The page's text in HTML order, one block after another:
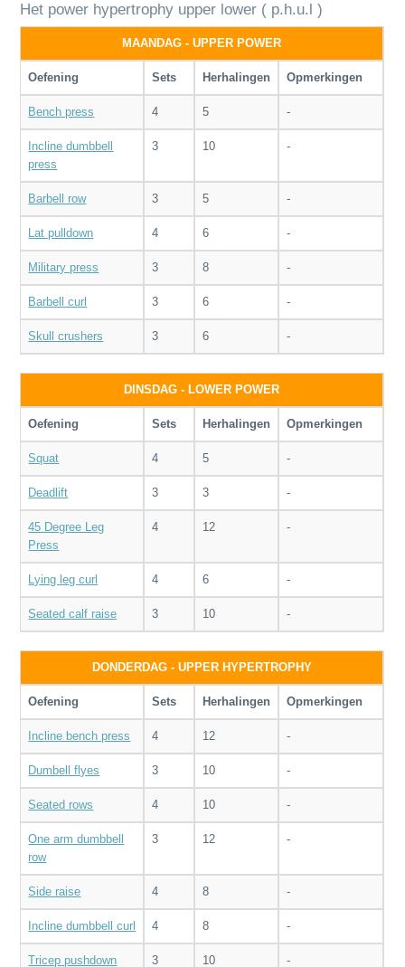
Het power hypertrophy upper lower ( p.h.u.l )
MAANDAG - UPPER POWER
Oefening Sets Herhalingen Opmerkingen
Bench press 4 5 -
Incline dumbbell
press
3 10 -
Barbell row 3 5 -
Lat pulldown 4 6 -
Military press 3 8 -
Barbell curl 3 6 -
Skull crushers 3 6 -
DINSDAG - LOWER POWER
Oefening Sets Herhalingen Opmerkingen
Squat 4 5 -
Deadlift 3 3 -
45 Degree Leg
Press
4 12 -
Lying leg curl 4 6 -
Seated calf raise 3 10 -
DONDERDAG - UPPER HYPERTROPHY
Oefening Sets Herhalingen Opmerkingen
Incline bench press 4 12 -
Dumbell flyes 3 10 -
Seated rows 4 10 -
One arm dumbbell
row
3 12 -
Side raise 4 8 -
Incline dumbbell curl 4 8 -
Tricep pushdown 3 10 -